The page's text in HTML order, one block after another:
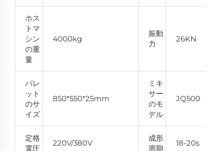
ホス
トマ
シン
の重
量
4000kg
振動
力
26KN
パレ
ット
のサ
イズ
850*550*25mm
ミキ
サー
のモ
デル
JQ500
定格
電圧
220V/380V
成形
周期
18-20s